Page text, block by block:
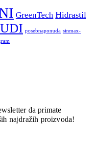
GreenTech Hidrastil
posebnaponuda sinmax-
da primate
najdražih proizvoda!